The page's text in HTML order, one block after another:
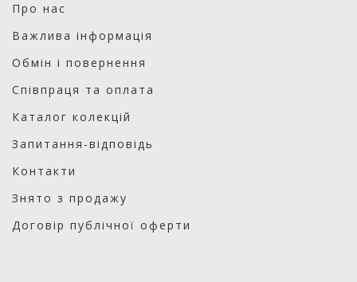
Про нас
Важлива інформація
Обмін і повернення
Співпраця та оплата
Каталог колекцій
Запитання-відповідь
Контакти
Знято з продажу
Договір публічної оферти